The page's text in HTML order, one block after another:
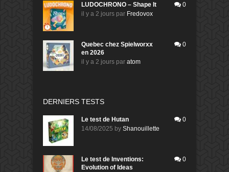
LUDOCHRONO – Shape It
il y a 2 jours par Fredovox
0
Quebec chez Spielworxx
en 2026
il y a 2 jours par atom
0
DERNIERS TESTS
Le test de Hutan
14/08/2025 by Shanouillette
0
Le test de Inventions:
Evolution of Ideas
0